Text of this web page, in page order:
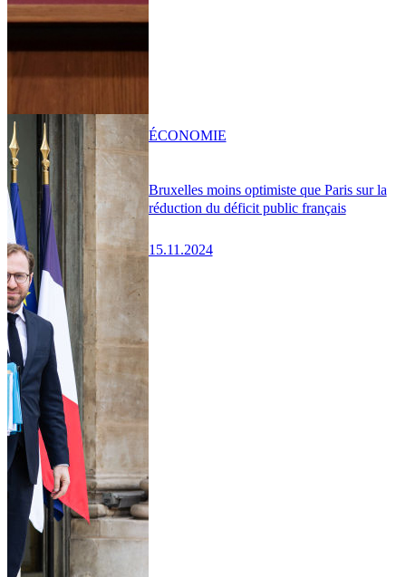
Bruxelles moins optimiste que Paris sur la
réduction du déficit public français
15.11.2024
ÉCONOMIE